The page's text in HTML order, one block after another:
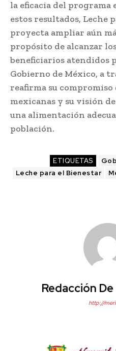
la eficacia del programa
estos resultados, Leche
proyecta ampliar aún
propósito de alcanzar
beneficiarios atendidos
Gobierno de México, a
reafirma su
mexicanas y su visión
una alimentación
población.
ETIQUETAS
Leche para el Bienestar
Redacción
http://